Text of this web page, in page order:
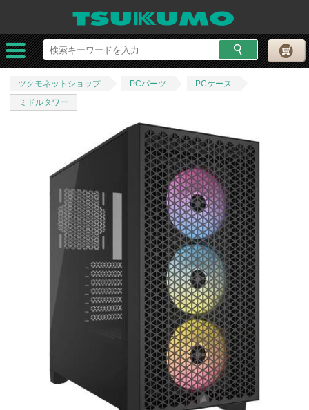
ツクモネットショップ PCパーツ
PCケース
ミドルタワー